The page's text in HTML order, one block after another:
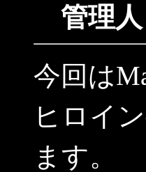
管理人
今回は
ヒロイ
ます。